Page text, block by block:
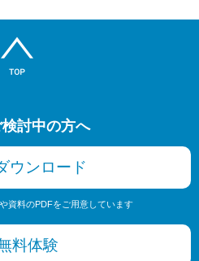
討中の方へ
ウンロード
資料のPDFをご用意しています
料体験